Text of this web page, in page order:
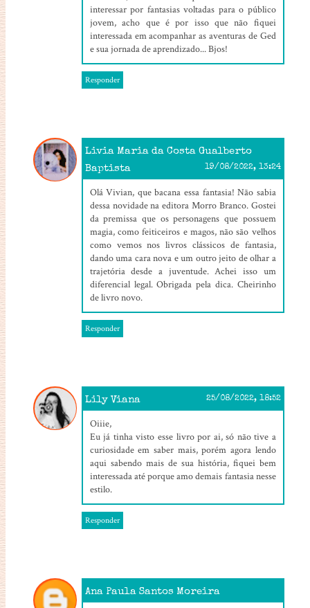
interessar por fantasias voltadas para o público
jovem, acho que é por isso que não fiquei
interessada em acompanhar as aventuras de Ged
e sua jornada de aprendizado... Bjos!
Responder
Livia Maria da Costa Gualberto
Baptista
19/08/2022, 13:24
Olá Vivian, que bacana essa fantasia! Não sabia
dessa novidade na editora Morro Branco. Gostei
da premissa que os personagens que possuem
magia, como feiticeiros e magos, não são velhos
como vemos nos livros clássicos de fantasia,
dando uma cara nova e um outro jeito de olhar a
trajetória desde a juventude. Achei isso um
diferencial legal. Obrigada pela dica. Cheirinho
de livro novo.
Responder
Lily Viana 25/08/2022, 18:52
Oiiie,
Eu já tinha visto esse livro por ai, só não tive a
curiosidade em saber mais, porém agora lendo
aqui sabendo mais de sua história, fiquei bem
interessada até porque amo demais fantasia nesse
estilo.
Responder
Ana Paula Santos Moreira